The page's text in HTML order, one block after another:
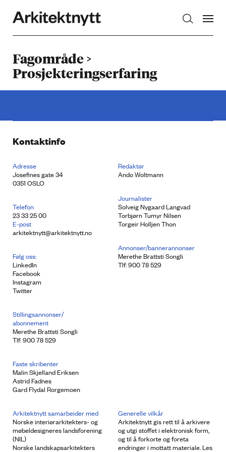
Fagområde >
Prosjekteringserfaring
Kontaktinfo
Adresse
Josefines gate 34
0351 OSLO
Telefon
23 33 25 00
E-post
arkitektnytt@arkitektnytt.no
Følg oss:
LinkedIn
Facebook
Instagram
Twitter
Redaktør
Ando Woltmann
Journalister
Solveig Nygaard Langvad
Torbjørn Tumyr Nilsen
Torgeir Holljen Thon
Annonser/bannerannonser
Merethe Brattsti Songli
Tlf: 900 78 529
Stillingsannonser/
abonnement
Merethe Brattsti Songli
Tlf: 900 78 529
Faste skribenter
Malin Skjelland Eriksen
Astrid Fadnes
Gard Flydal Rorgemoen
Arkitektnytt samarbeider med
Norske interiørarkitekters- og
møbeldesigneres landsforening
(NIL)
Norske landskapsarkitekters
Generelle vilkår
Arkitektnytt gis rett til å arkivere
og utgi stoffet i elektronisk form,
og til å forkorte og foreta
endringer i mottatt materiale. Les